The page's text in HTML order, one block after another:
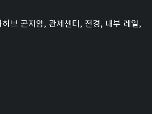
브 곤지암, 관제센터, 전경, 내부 레일,